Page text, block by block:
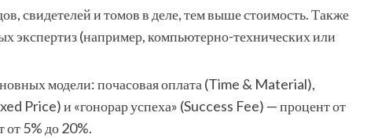
свидетелей и томов в деле, тем выше стоимость. Также
экспертиз (например, компьютерно-технических или
модели: почасовая оплата (Time & Material),
Price) и «гонорар успеха» (Success Fee) — процент от
от 5% до 20%.